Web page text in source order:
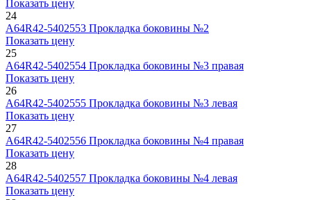
Показать цену
24
А64R42-5402553 Прокладка боковины №2
Показать цену
25
А64R42-5402554 Прокладка боковины №3 правая
Показать цену
26
А64R42-5402555 Прокладка боковины №3 левая
Показать цену
27
А64R42-5402556 Прокладка боковины №4 правая
Показать цену
28
А64R42-5402557 Прокладка боковины №4 левая
Показать цену